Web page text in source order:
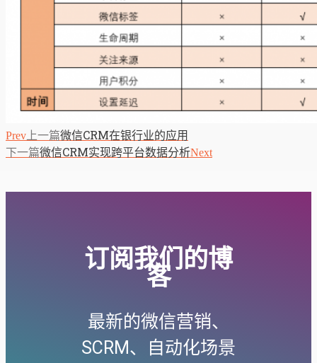
Prev上一篇微信CRM在银行业的应用
下一篇微信CRM实现跨平台数据分析Next
订阅我们的博
客
最新的微信营销、
SCRM、自动化场景